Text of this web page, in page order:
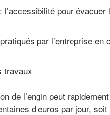
l’accessibilité pour
par l’entreprise en
travaux
de l’engin peut
d’euros par jour,